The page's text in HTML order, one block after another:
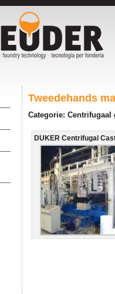
Tweedehands
Categorie: Centrifugaal
DUKER Centrifugal